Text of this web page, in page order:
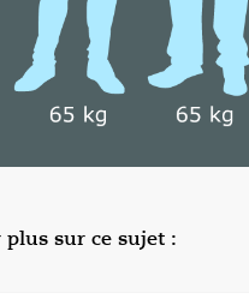
plus sur ce sujet :